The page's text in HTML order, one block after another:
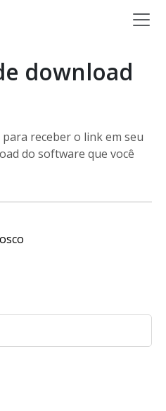
download
receber o link em seu
do software que você